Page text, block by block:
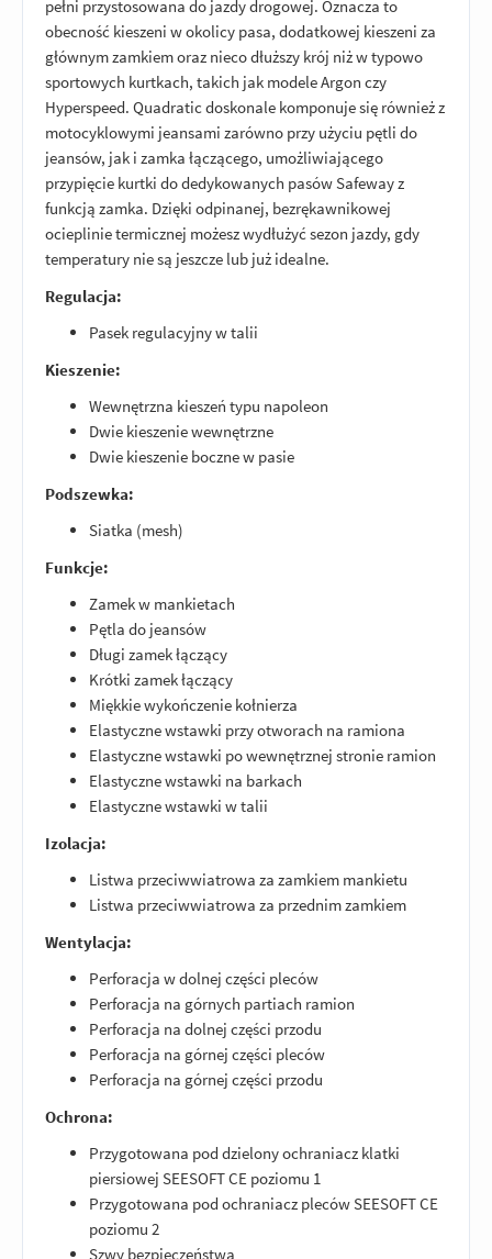
pełni przystosowana do jazdy drogowej. Oznacza to
obecność kieszeni w okolicy pasa, dodatkowej kieszeni za
głównym zamkiem oraz nieco dłuższy krój niż w typowo
sportowych kurtkach, takich jak modele Argon czy
Hyperspeed. Quadratic doskonale komponuje się również z
motocyklowymi jeansami zarówno przy użyciu pętli do
jeansów, jak i zamka łączącego, umożliwiającego
przypięcie kurtki do dedykowanych pasów Safeway z
funkcją zamka. Dzięki odpinanej, bezrękawnikowej
ocieplinie termicznej możesz wydłużyć sezon jazdy, gdy
temperatury nie są jeszcze lub już idealne.
Regulacja:
Pasek regulacyjny w talii
Kieszenie:
Wewnętrzna kieszeń typu napoleon
Dwie kieszenie wewnętrzne
Dwie kieszenie boczne w pasie
Podszewka:
Siatka (mesh)
Funkcje:
Zamek w mankietach
Pętla do jeansów
Długi zamek łączący
Krótki zamek łączący
Miękkie wykończenie kołnierza
Elastyczne wstawki przy otworach na ramiona
Elastyczne wstawki po wewnętrznej stronie ramion
Elastyczne wstawki na barkach
Elastyczne wstawki w talii
Izolacja:
Listwa przeciwwiatrowa za zamkiem mankietu
Listwa przeciwwiatrowa za przednim zamkiem
Wentylacja:
Perforacja w dolnej części pleców
Perforacja na górnych partiach ramion
Perforacja na dolnej części przodu
Perforacja na górnej części pleców
Perforacja na górnej części przodu
Ochrona:
Przygotowana pod dzielony ochraniacz klatki
piersiowej SEESOFT CE poziomu 1
Przygotowana pod ochraniacz pleców SEESOFT CE
poziomu 2
Szwy bezpieczeństwa